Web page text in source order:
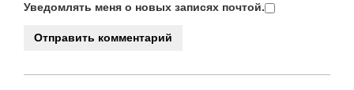
Уведомлять меня о новых записях почтой.